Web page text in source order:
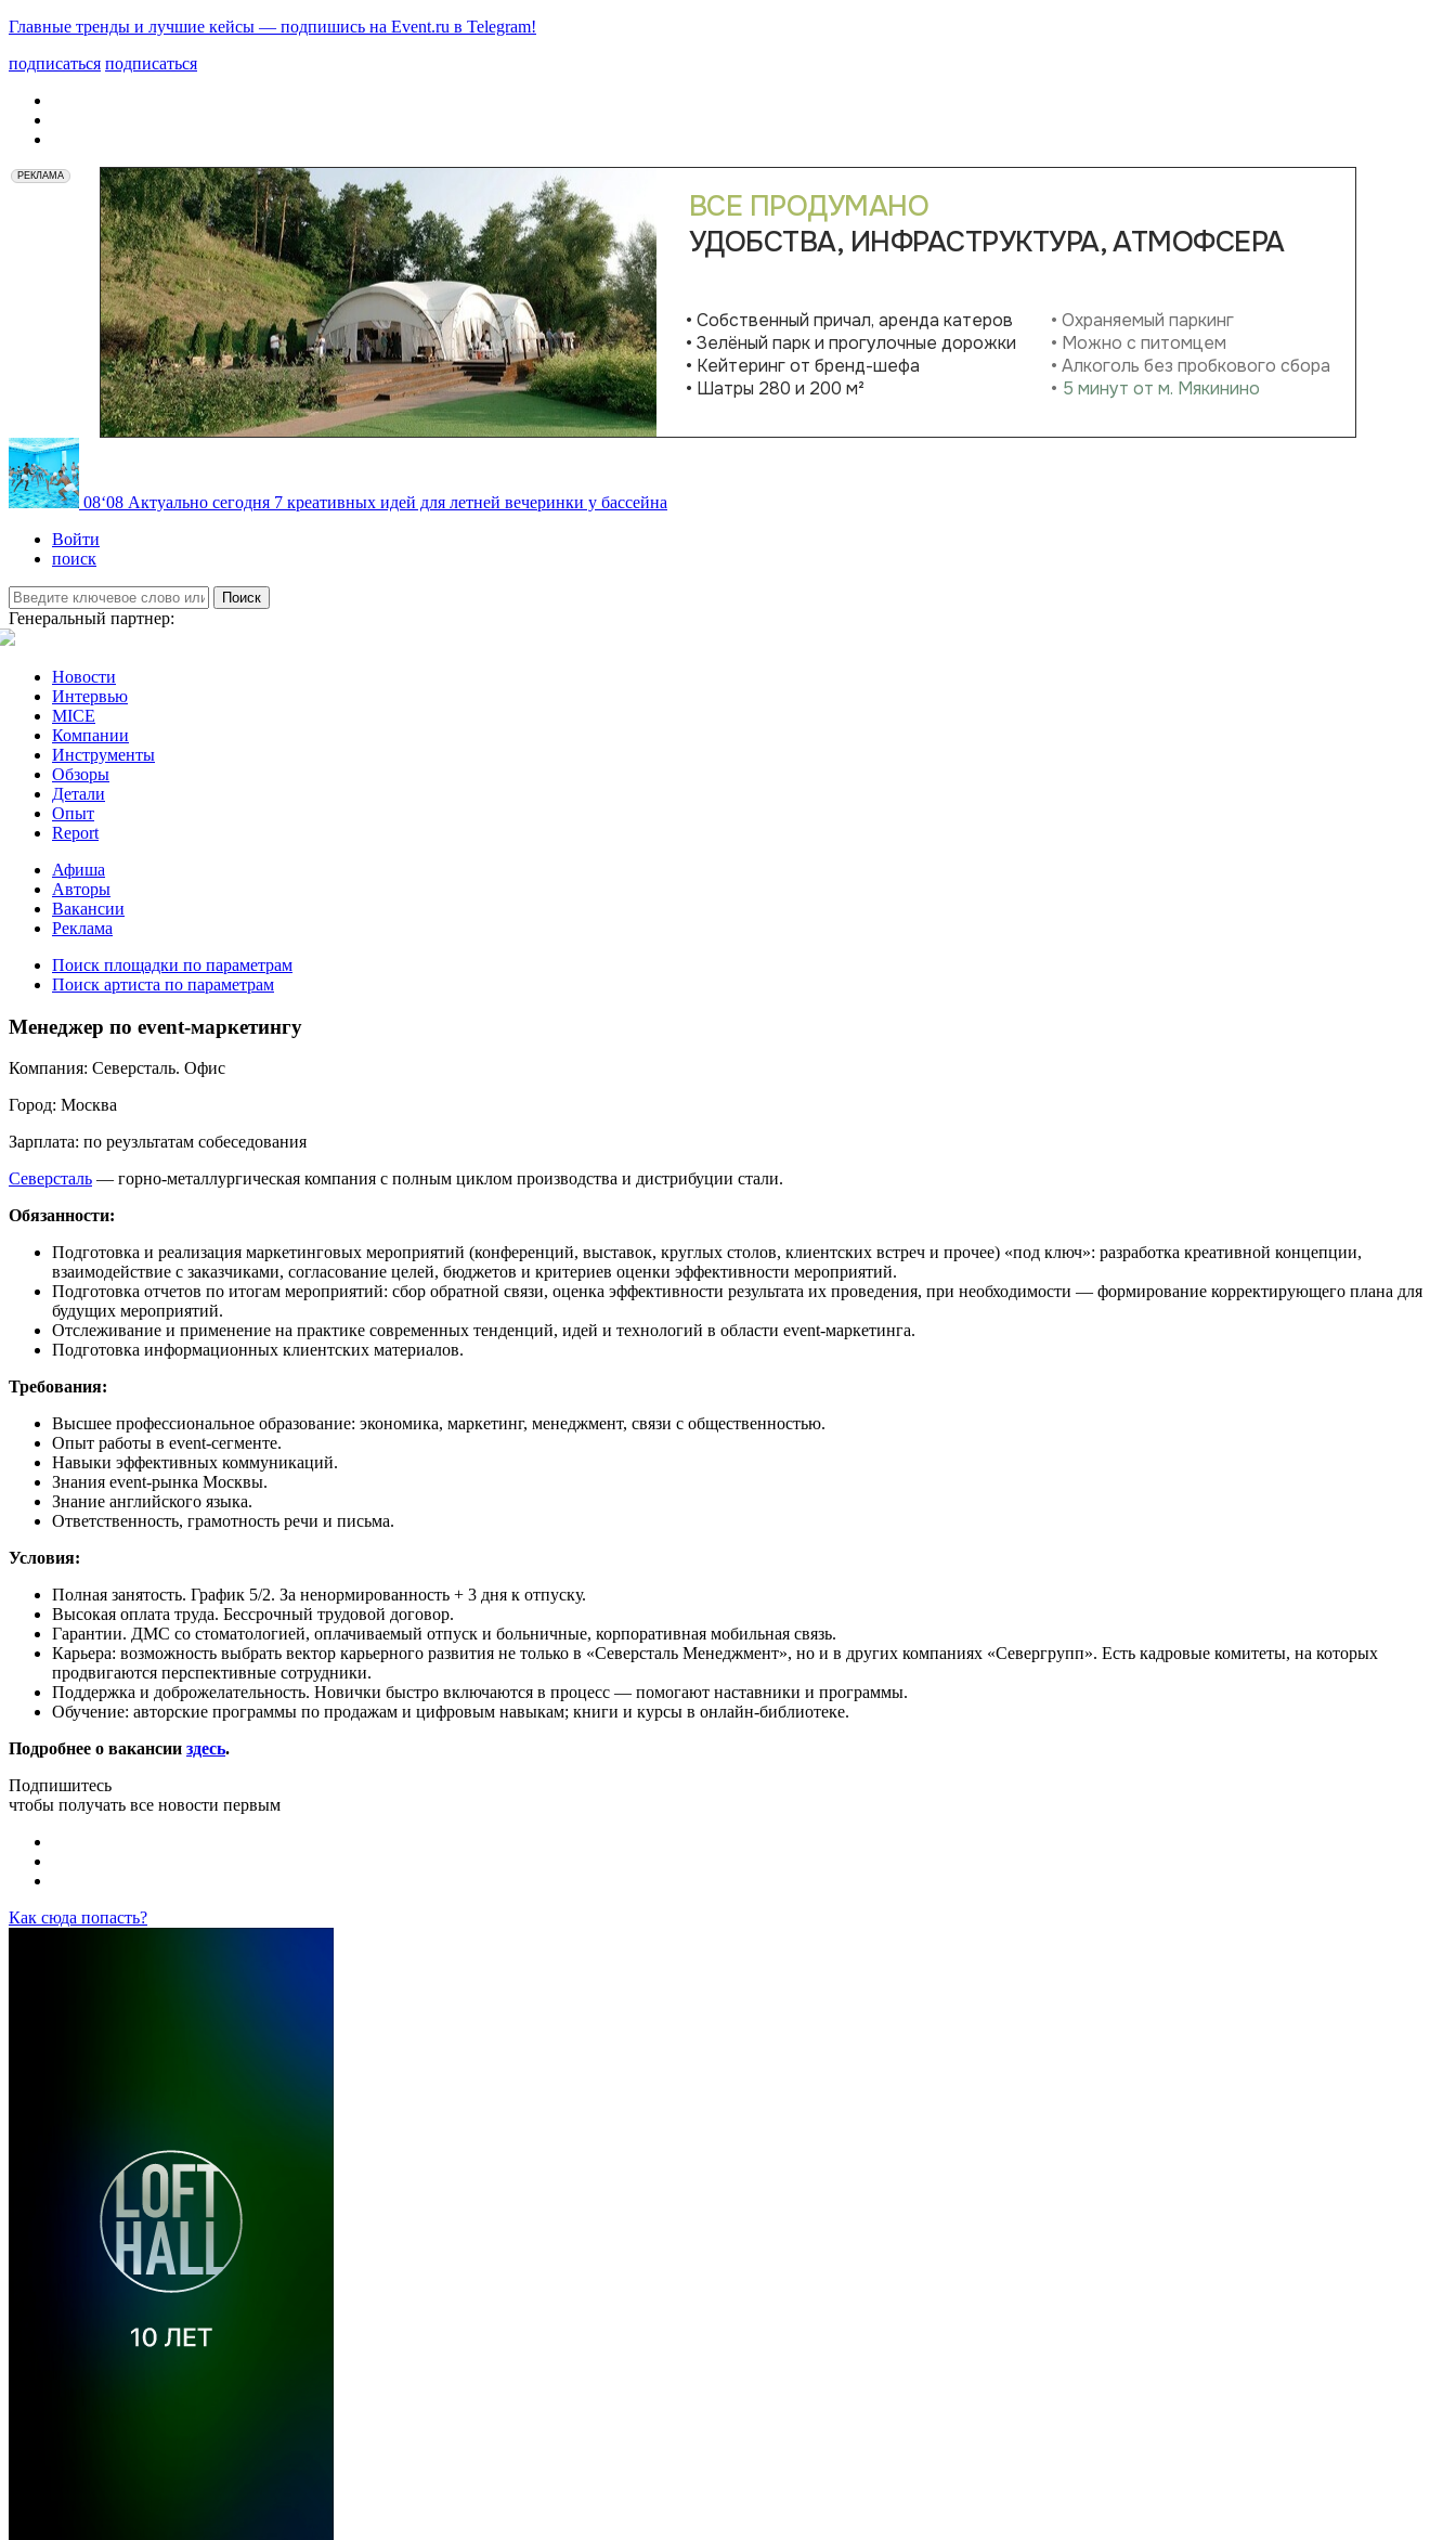
Главные тренды и лучшие кейсы — подпишись на Event.ru в Telegram!
подписаться подписаться
РЕКЛАМА
08‘08 Актуально сегодня 7 креативных идей для летней вечеринки у бассейна
Войти
поиск
Поиск
Генеральный партнер:
Новости
Интервью
MICE
Компании
Инструменты
Обзоры
Детали
Опыт
Report
Афиша
Авторы
Вакансии
Реклама
Поиск площадки по параметрам
Поиск артиста по параметрам
Менеджер по event-маркетингу
Компания: Северсталь. Офис
Город: Москва
Зарплата: по реузльтатам собеседования
Северсталь — горно-металлургическая компания с полным циклом производства и дистрибуции стали.
Обязанности:
Подготовка и реализация маркетинговых мероприятий (конференций, выставок, круглых столов, клиентских встреч и прочее) «под ключ»: разработка креативной концепции,
взаимодействие с заказчиками, согласование целей, бюджетов и критериев оценки эффективности мероприятий.
Подготовка отчетов по итогам мероприятий: сбор обратной связи, оценка эффективности результата их проведения, при необходимости — формирование корректирующего плана для
будущих мероприятий.
Отслеживание и применение на практике современных тенденций, идей и технологий в области event-маркетинга.
Подготовка информационных клиентских материалов.
Требования:
Высшее профессиональное образование: экономика, маркетинг, менеджмент, связи с общественностью.
Опыт работы в event-сегменте.
Навыки эффективных коммуникаций.
Знания event-рынка Москвы.
Знание английского языка.
Ответственность, грамотность речи и письма.
Условия:
Полная занятость. График 5/2. За ненормированность + 3 дня к отпуску.
Высокая оплата труда. Бессрочный трудовой договор.
Гарантии. ДМС со стоматологией, оплачиваемый отпуск и больничные, корпоративная мобильная связь.
Карьера: возможность выбрать вектор карьерного развития не только в «Северсталь Менеджмент», но и в других компаниях «Севергрупп». Есть кадровые комитеты, на которых
продвигаются перспективные сотрудники.
Поддержка и доброжелательность. Новички быстро включаются в процесс — помогают наставники и программы.
Обучение: авторские программы по продажам и цифровым навыкам; книги и курсы в онлайн-библиотеке.
Подробнее о вакансии здесь.
Подпишитесь
чтобы получать все новости первым
Как сюда попасть?